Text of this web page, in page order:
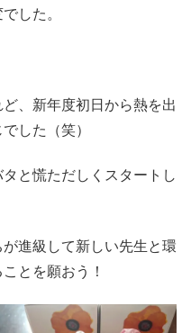
した。
、新年度初日から熱を出
した（笑）
と慌ただしくスタートし
進級して新しい先生と環
とを願おう！